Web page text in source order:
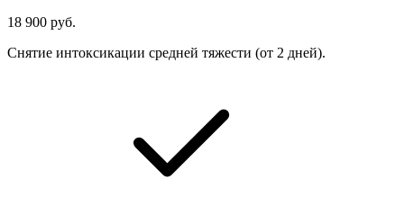
18 900 руб.
Снятие интоксикации средней тяжести (от 2 дней).